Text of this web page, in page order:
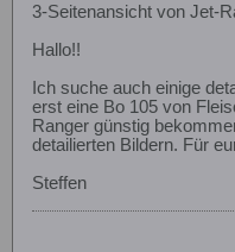
3-Seitenansicht von Jet-
Hallo!!
Ich suche auch einige
erst eine Bo 105 von
Ranger günstig
detailierten Bildern. Für
Steffen